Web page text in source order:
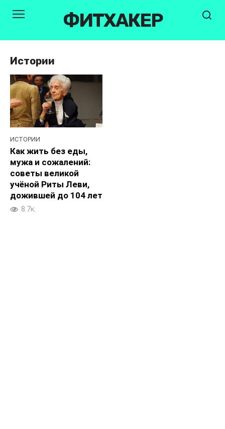
ФИТХАКЕР
Истории
ИСТОРИИ
Как жить без еды,
мужа и сожалений:
советы великой
учёной Риты Леви,
дожившей до 104 лет
8.7к.